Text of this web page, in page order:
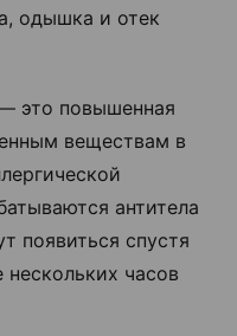
одышка и отек
это повышенная
веществам в
антитела
появиться спустя
часов